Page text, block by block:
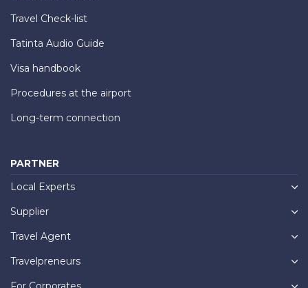
Travel Check-list
Tatinta Audio Guide
Visa handbook
Procedures at the airport
Long-term connection
PARTNER
Local Experts
Supplier
Travel Agent
Travelpreneurs